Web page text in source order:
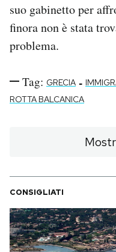
suo gabinetto per
finora non è stata
problema.
Tag: GRECIA -
ROTTA BALCANICA
CONSIGLIATI